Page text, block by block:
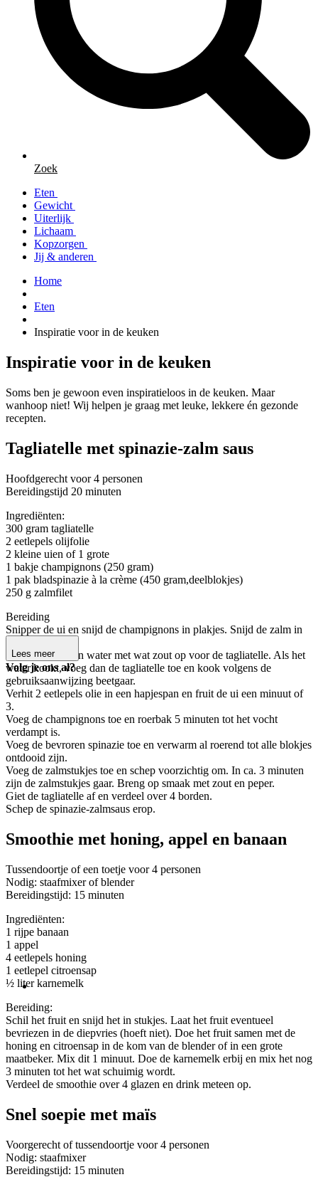
Zoek
Eten
Gewicht
Uiterlijk
Lichaam
Kopzorgen
Jij & anderen
Home
Eten
Inspiratie voor in de keuken
Inspiratie voor in de keuken
Soms ben je gewoon even inspiratieloos in de keuken. Maar
wanhoop niet! Wij helpen je graag met leuke, lekkere én gezonde
recepten.
Tagliatelle met spinazie-zalm saus
Hoofdgerecht voor 4 personen
Bereidingstijd 20 minuten
Ingrediënten:
300 gram tagliatelle
2 eetlepels olijfolie
2 kleine uien of 1 grote
1 bakje champignons (250 gram)
1 pak bladspinazie à la crème (450 gram,deelblokjes)
250 g zalmfilet
Bereiding
Snipper de ui en snijd de champignons in plakjes. Snijd de zalm in
Zet een grote pan water met wat zout op voor de tagliatelle. Als het
water kookt, voeg dan de tagliatelle toe en kook volgens de
gebruiksaanwijzing beetgaar.
Verhit 2 eetlepels olie in een hapjespan en fruit de ui een minuut of
3.
Voeg de champignons toe en roerbak 5 minuten tot het vocht
verdampt is.
Voeg de bevroren spinazie toe en verwarm al roerend tot alle blokjes
ontdooid zijn.
Voeg de zalmstukjes toe en schep voorzichtig om. In ca. 3 minuten
zijn de zalmstukjes gaar. Breng op smaak met zout en peper.
Giet de tagliatelle af en verdeel over 4 borden.
Schep de spinazie-zalmsaus erop.
Smoothie met honing, appel en banaan
Tussendoortje of een toetje voor 4 personen
Nodig: staafmixer of blender
Bereidingstijd: 15 minuten
Ingrediënten:
1 rijpe banaan
1 appel
4 eetlepels honing
1 eetlepel citroensap
½ liter karnemelk
Bereiding:
Schil het fruit en snijd het in stukjes. Laat het fruit eventueel
bevriezen in de diepvries (hoeft niet). Doe het fruit samen met de
honing en citroensap in de kom van de blender of in een grote
maatbeker. Mix dit 1 minuut. Doe de karnemelk erbij en mix het nog
3 minuten tot het wat schuimig wordt.
Verdeel de smoothie over 4 glazen en drink meteen op.
Snel soepie met maïs
Voorgerecht of tussendoortje voor 4 personen
Nodig: staafmixer
Bereidingstijd: 15 minuten
Lees meer
Volg je ons al?